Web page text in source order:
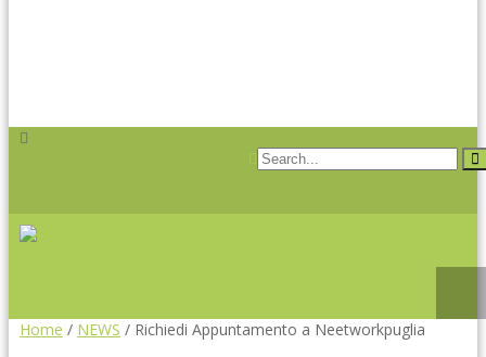
Home / NEWS / Richiedi Appuntamento a Neetworkpuglia